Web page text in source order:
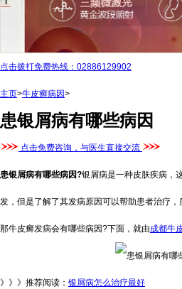
点击拨打免费热线：02886129902
主页>牛皮癣病因>
患银屑病有哪些病因
点击免费咨询，与医生直接交流
患银屑病有哪些病因?银屑病是一种皮肤疾病，
发，但是了解了其发病原因可以帮助患者治疗，
那牛皮癣发病会有哪些病因?下面，就由成都牛
》》》推荐阅读： 银屑病怎么治疗最好